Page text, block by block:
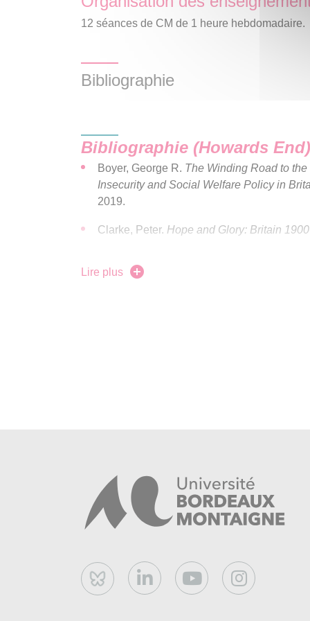
12 séances de CM de 1 heure hebdomadaire.
Bibliographie
Bibliographie (Howards
Boyer, George R. The Winding Road to
Insecurity and Social Welfare Policy in
2019.
Clarke, Peter. Hope and Glory: Britain
system, 1830-1970
States.
Boston: Dolphin Edition, 2011.
Schlereth, Thomas J.Victorian America:
1876-1915. New York, N.Y.:
on File, 1996.
Lire plus
Bluesky